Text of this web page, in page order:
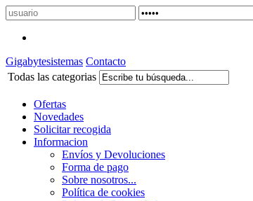
Gigabytesistemas Contacto
Todas las categorias
Ofertas
Novedades
Solicitar recogida
Informacion
Envíos y Devoluciones
Forma de pago
Sobre nosotros...
Política de cookies